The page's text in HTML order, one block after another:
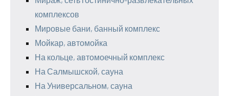
комплексов
Мировые бани, банный комплекс
Мойкар, автомойка
На кольце, автомоечный комплекс
На Салмышской, сауна
На Универсальном, сауна